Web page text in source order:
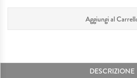
Aggiungi al
DESCRIZIONE